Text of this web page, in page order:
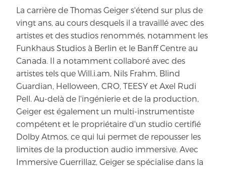
La carrière de Thomas Geiger s'étend sur plus de
vingt ans, au cours desquels il a travaillé avec des
artistes et des studios renommés, notamment les
Funkhaus Studios à Berlin et le Banff Centre au
Canada. Il a notamment collaboré avec des
artistes tels que Will.i.am, Nils Frahm, Blind
Guardian, Helloween, CRO, TEESY et Axel Rudi
Pell. Au-delà de l'ingénierie et de la production,
Geiger est également un multi-instrumentiste
compétent et le propriétaire d'un studio certifié
Dolby Atmos, ce qui lui permet de repousser les
limites de la production audio immersive. Avec
Immersive Guerrillaz, Geiger se spécialise dans la